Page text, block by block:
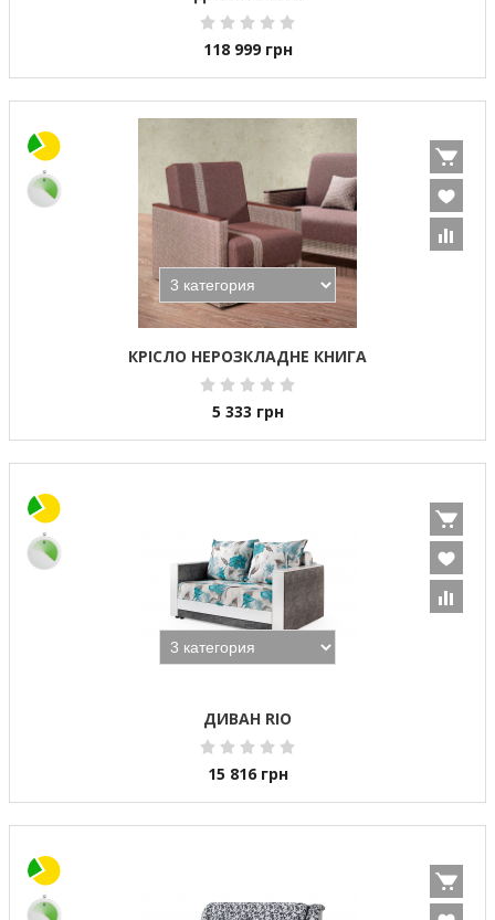
118 999 грн
КРІСЛО НЕРОЗКЛАДНЕ КНИГА
5 333 грн
ДИВАН RIO
15 816 грн